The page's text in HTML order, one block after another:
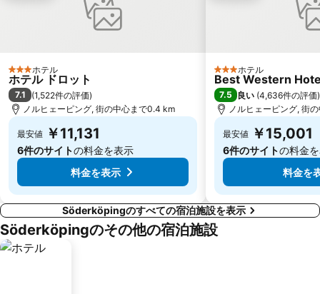
3 ホテルのランク
ホテル
ホテル ドロット
7.1 (1,522件の評価)
ノルヒェーピング, 街の中心まで0.4 km
最安値 ￥11,131
6件のサイトの料金を表示
料金を表示
3 ホテルのランク
ホテル
Best Western
7.5 良い (4,636件の評価)
ノルヒェーピング, 街
最安値 ￥15,001
6件のサイトの料金
料金を
Söderköpingのすべての宿泊施設を表示
Söderköpingのその他の宿泊施設